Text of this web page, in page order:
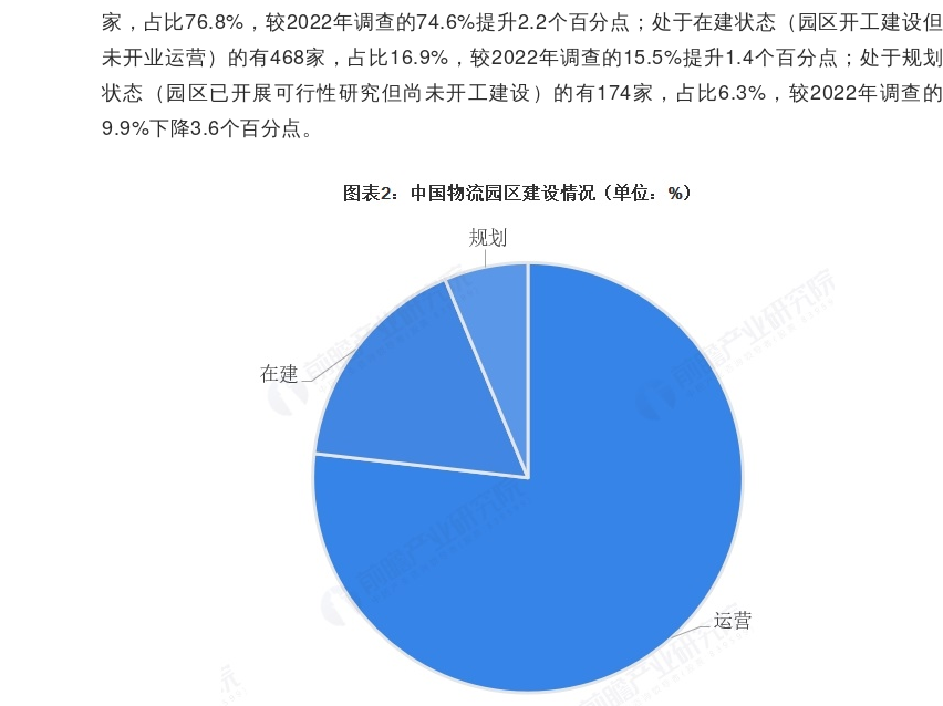
家，占比76.8%，较2022年调查的74.6%提升2.2个百分点；处于在建状态（园区开工建设但
未开业运营）的有468家，占比16.9%，较2022年调查的15.5%提升1.4个百分点；处于规划
状态（园区已开展可行性研究但尚未开工建设）的有174家，占比6.3%，较2022年调查的
9.9%下降3.6个百分点。